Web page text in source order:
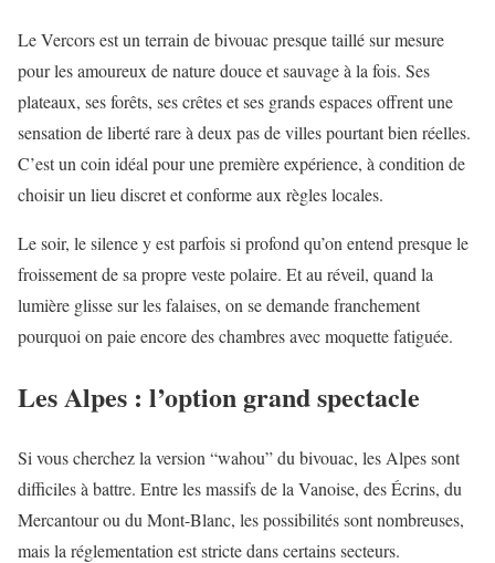
Le Vercors est un terrain de bivouac presque taillé sur mesure
pour les amoureux de nature douce et sauvage à la fois. Ses
plateaux, ses forêts, ses crêtes et ses grands espaces offrent une
sensation de liberté rare à deux pas de villes pourtant bien réelles.
C’est un coin idéal pour une première expérience, à condition de
choisir un lieu discret et conforme aux règles locales.
Le soir, le silence y est parfois si profond qu’on entend presque le
froissement de sa propre veste polaire. Et au réveil, quand la
lumière glisse sur les falaises, on se demande franchement
pourquoi on paie encore des chambres avec moquette fatiguée.
Les Alpes : l’option grand spectacle
Si vous cherchez la version “wahou” du bivouac, les Alpes sont
difficiles à battre. Entre les massifs de la Vanoise, des Écrins, du
Mercantour ou du Mont-Blanc, les possibilités sont nombreuses,
mais la réglementation est stricte dans certains secteurs.